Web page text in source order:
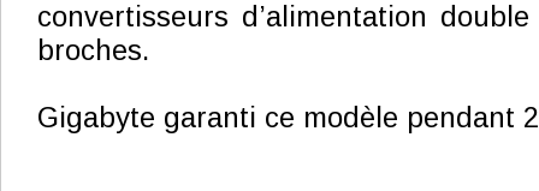
convertisseurs d’alimentation
broches.
Gigabyte garanti ce modèle pendant